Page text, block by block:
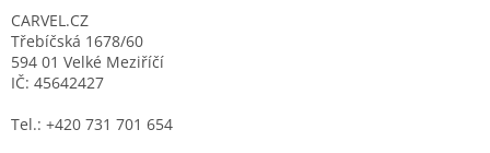
CARVEL.CZ
Třebíčská 1678/60
594 01 Velké Meziříčí
IČ: 45642427
Tel.: +420 731 701 654